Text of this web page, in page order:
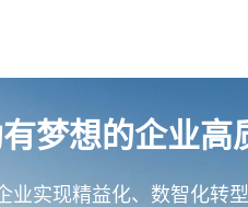
梦想的企业高
业实现精益化、数智化转